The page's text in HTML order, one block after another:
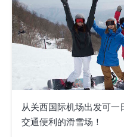
从关西国际机场出发可
交通便利的滑雪场！